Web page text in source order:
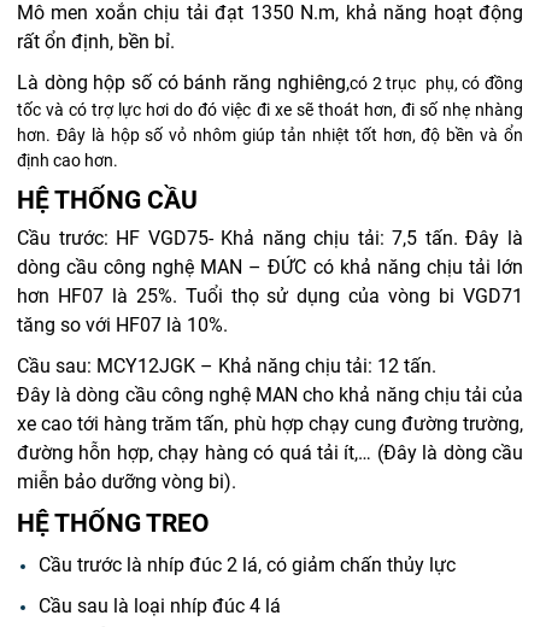
Mô men xoắn chịu tải đạt 1350 N.m, khả năng hoạt động
rất ổn định, bền bỉ.
Là dòng hộp số có bánh răng nghiêng,có 2 trục phụ, có đồng
tốc và có trợ lực hơi do đó việc đi xe sẽ thoát hơn, đi số nhẹ nhàng
hơn. Đây là hộp số vỏ nhôm giúp tản nhiệt tốt hơn, độ bền và ổn
định cao hơn.
HỆ THỐNG CẦU
Cầu trước: HF VGD75- Khả năng chịu tải: 7,5 tấn. Đây là
dòng cầu công nghệ MAN – ĐỨC có khả năng chịu tải lớn
hơn HF07 là 25%. Tuổi thọ sử dụng của vòng bi VGD71
tăng so với HF07 là 10%.
Cầu sau: MCY12JGK – Khả năng chịu tải: 12 tấn.
Đây là dòng cầu công nghệ MAN cho khả năng chịu tải của
xe cao tới hàng trăm tấn, phù hợp chạy cung đường trường,
đường hỗn hợp, chạy hàng có quá tải ít,… (Đây là dòng cầu
miễn bảo dưỡng vòng bi).
HỆ THỐNG TREO
Cầu trước là nhíp đúc 2 lá, có giảm chấn thủy lực
Cầu sau là loại nhíp đúc 4 lá